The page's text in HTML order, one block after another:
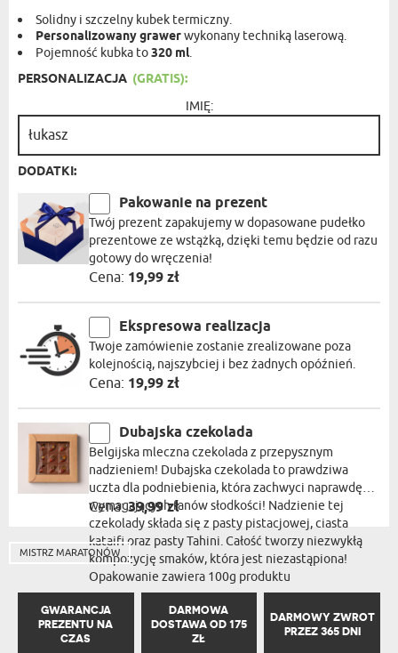
Solidny i szczelny kubek termiczny.
Personalizowany grawerwykonany techniką laserową.
Pojemność kubka to320 ml.
PERSONALIZACJA (GRATIS):
IMIĘ:
DODATKI:
Pakowanie na prezent
Twój prezent zapakujemy w dopasowane pudełko
prezentowe ze wstążką, dzięki temu będzie od razu
gotowy do wręczenia!
Cena: 19,99 zł
Ekspresowa realizacja
Twoje zamówienie zostanie zrealizowane poza
kolejnością, najszybciej i bez żadnych opóźnień.
Cena: 19,99 zł
Dubajska czekolada
Belgijska mleczna czekolada z przepysznym
nadzieniem! Dubajska czekolada to prawdziwa
uczta dla podniebienia, która zachwyci naprawdę
wymagających fanów słodkości! Nadzienie tej
czekolady składa się z pasty pistacjowej, ciasta
kataifi oraz pasty Tahini. Całość tworzy niezwykłą
kompozycję smaków, która jest niezastąpiona!
Opakowanie zawiera 100g produktu
Cena:39,99 zł
MISTRZ MARATONÓW
GWARANCJA
PREZENTU NA
CZAS
DARMOWA
DOSTAWA OD 175
ZŁ
DARMOWY ZWROT
PRZEZ 365 DNI